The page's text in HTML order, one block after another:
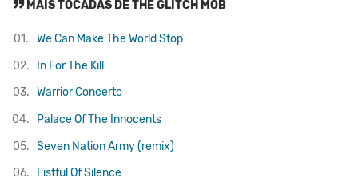
MAIS TOCADAS DE THE GLITCH MOB
01.
We Can Make The World Stop
02.
In For The Kill
03. Warrior Concerto
04.
Palace Of The Innocents
05. Seven Nation Army (remix)
06.
Fistful Of Silence